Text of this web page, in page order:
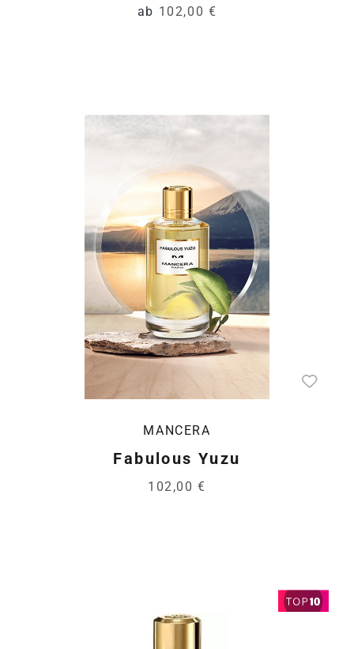
ab 102,00 €
MANCERA
Fabulous Yuzu
102,00 €